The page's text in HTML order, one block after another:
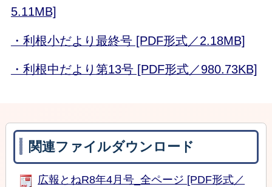
5.11MB]
・利根小だより最終号 [PDF形式／2.18MB]
・利根中だより第13号 [PDF形式／980.73KB]
関連ファイルダウンロード
広報とねR8年4月号_全ページ [PDF形式／